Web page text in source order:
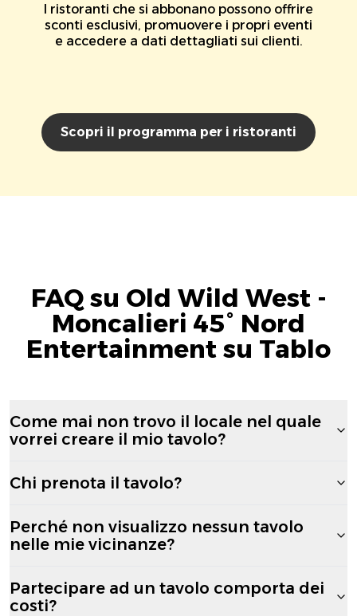
I ristoranti che si abbonano possono offrire
sconti esclusivi, promuovere i propri eventi
e accedere a dati dettagliati sui clienti.
Scopri il programma per i ristoranti
FAQ su Old Wild West -
Moncalieri 45° Nord
Entertainment su Tablo
Come mai non trovo il locale nel quale
vorrei creare il mio tavolo?
Chi prenota il tavolo?
Perché non visualizzo nessun tavolo
nelle mie vicinanze?
Partecipare ad un tavolo comporta dei
costi?